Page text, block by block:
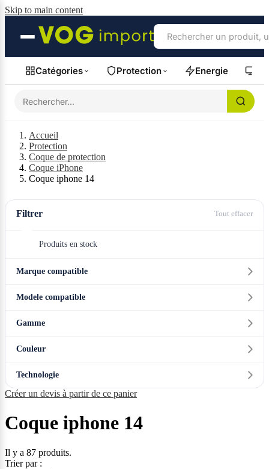
Skip to main content
Catégories Protection Energie
Accueil
Protection
Coque de protection
Coque iPhone
Coque iphone 14
Filtrer Tout effacer
Produits en stock
Marque compatible
Modele compatible
Gamme
Couleur
Technologie
Créer un devis à partir de ce panier
Coque iphone 14
Il y a 87 produits.
Trier par :